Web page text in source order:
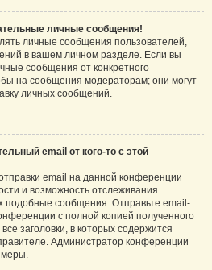
личные сообщения!
личные сообщения пользователей,
в вашем личном разделе. Если вы
сообщения от конкретного
на сообщения модераторам; они могут
личных сообщений.
email от кого-то с этой
email на данной конференции
и возможность отслеживания
подобные сообщения. Отправьте email-
с полной копией полученного
заголовки, в которых содержится
Администратор конференции
меры.